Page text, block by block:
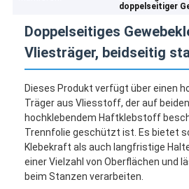
doppelseitiger
Doppelseitiges
Vliesträger, beidseitig
Dieses Produkt verfügt über einen
Träger aus Vliesstoff, der auf
hochklebendem Haftklebstoff
Trennfolie geschützt ist. Es bietet
Klebekraft als auch langfristige
einer Vielzahl von Oberflächen und
beim Stanzen verarbeiten.